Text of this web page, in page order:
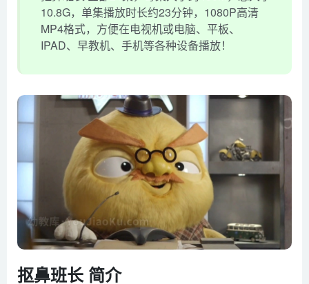
10.8G，单集播放时长约23分钟，1080P高清
MP4格式，方便在电视机或电脑、平板、
IPAD、早教机、手机等各种设备播放！
抠鼻班长 简介